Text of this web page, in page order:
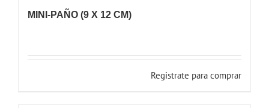
MINI-PAÑO (9 X 12 CM)
Registrate para comprar